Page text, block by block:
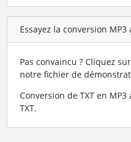
Essayez la conversion
Pas convaincu ? Cliquez
notre fichier de
Conversion de TXT en
TXT.